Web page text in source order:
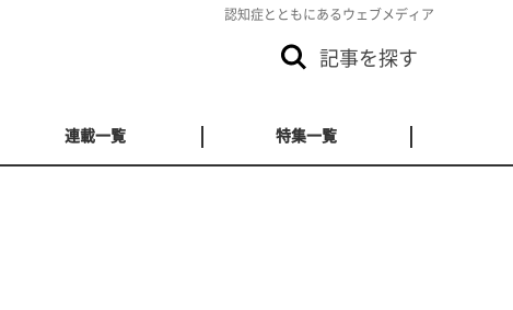
認知症とともにあるウェブメディア
記事を探す
連載一覧 特集一覧